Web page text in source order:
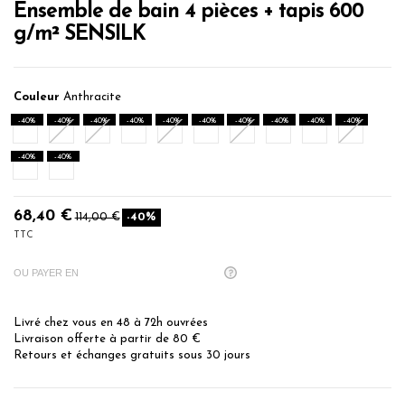
Ensemble de bain 4 pièces + tapis 600
g/m² SENSILK
Couleur Anthracite
-40%
Blanc
-40%
Sable
-40%
Noisette
-40%
Caramel
-40%
Auburn
-40%
Poudre
-40%
Cardinal
-40%
Indigo
-40%
Sauge
-40%
-40% -40%
68,40 €114,00 € -40%
TTC
OU PAYER EN
Livré chez vous en 48 à 72h ouvrées
Livraison offerte à partir de 80 €
Retours et échanges gratuits sous 30 jours